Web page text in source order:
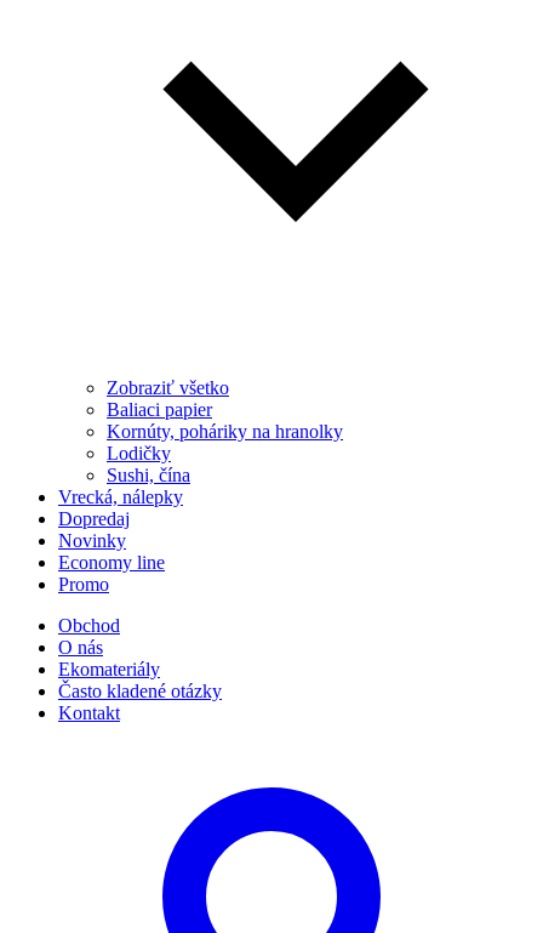
Zobraziť všetko
Baliaci papier
Kornúty, poháriky na hranolky
Lodičky
Sushi, čína
Vrecká, nálepky
Dopredaj
Novinky
Economy line
Promo
Obchod
O nás
Ekomateriály
Často kladené otázky
Kontakt